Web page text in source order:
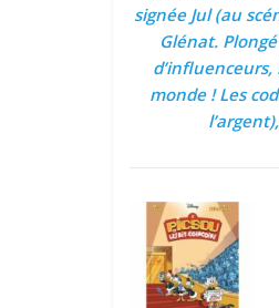
signée Jul (au
Glénat.
monde ! Les